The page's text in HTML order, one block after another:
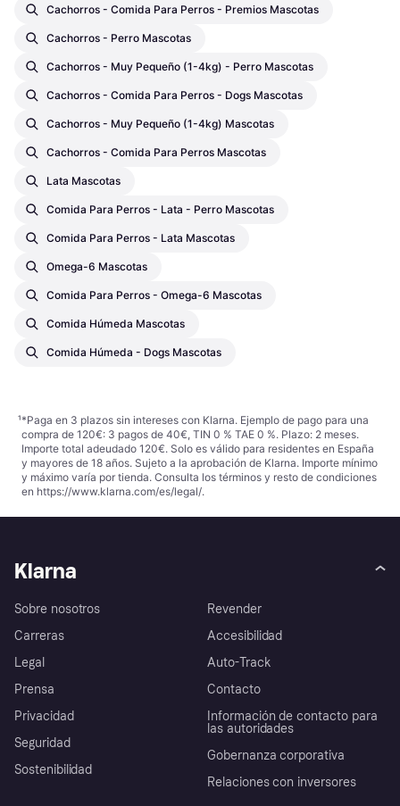
Cachorros - Comida Para Perros - Premios Mascotas
Cachorros - Perro Mascotas
Cachorros - Muy Pequeño (1-4kg) - Perro Mascotas
Cachorros - Comida Para Perros - Dogs Mascotas
Cachorros - Muy Pequeño (1-4kg) Mascotas
Cachorros - Comida Para Perros Mascotas
Lata Mascotas
Comida Para Perros - Lata - Perro Mascotas
Comida Para Perros - Lata Mascotas
Omega-6 Mascotas
Comida Para Perros - Omega-6 Mascotas
Comida Húmeda Mascotas
Comida Húmeda - Dogs Mascotas
¹*Paga en 3 plazos sin intereses con Klarna. Ejemplo de pago para una
compra de 120€: 3 pagos de 40€, TIN 0 % TAE 0 %. Plazo: 2 meses.
Importe total adeudado 120€. Solo es válido para residentes en España
y mayores de 18 años. Sujeto a la aprobación de Klarna. Importe mínimo
y máximo varía por tienda. Consulta los términos y resto de condiciones
en https://www.klarna.com/es/legal/.
Klarna
Sobre nosotros
Carreras
Legal
Prensa
Privacidad
Seguridad
Sostenibilidad
Revender
Accesibilidad
Auto-Track
Contacto
Información de contacto para
las autoridades
Gobernanza corporativa
Relaciones con inversores